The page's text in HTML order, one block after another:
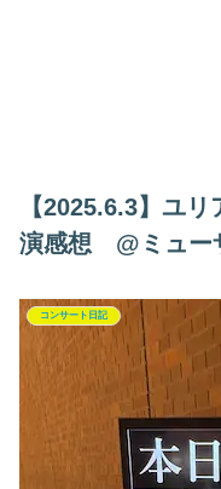
【2025.6.3】ユ
演感想 @ミュー
コンサート日記